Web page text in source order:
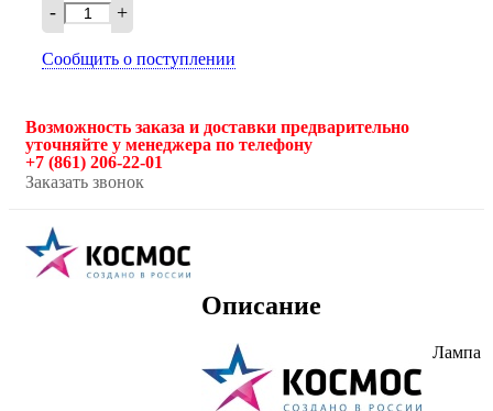
- +
Сообщить о поступлении
Возможность заказа и доставки предварительно
уточняйте у менеджера по телефону
+7 (861) 206-22-01
Заказать звонок
Описание
Лампа